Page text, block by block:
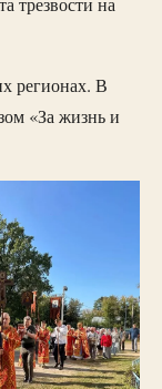
трезвости на
регионах. В
«За жизнь и